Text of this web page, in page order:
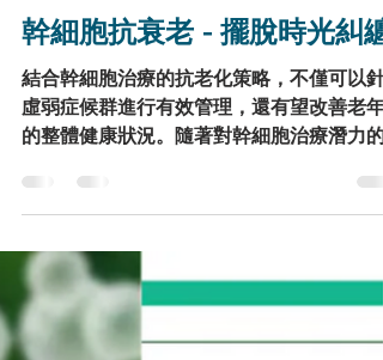
健康新知
幹細胞抗衰老 - 擺脫時光糾纏
結合幹細胞治療的抗老化策略，不僅可以針
虛弱症候群進行有效管理，還有望改善老年
的整體健康狀況。隨著對幹細胞治療潛力的
命，這些研究結果提醒我們，在面對衰老和
關健康問題時，幹細胞治療或成為未來醫療
一個重要方向。 隨著科學技術的發展，幹細
胞技術在抗衰老領域展現出無限的潛力，為